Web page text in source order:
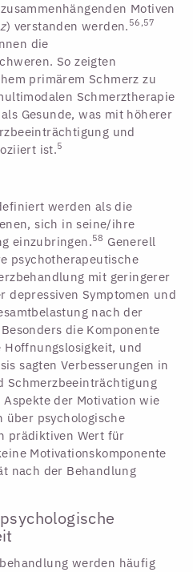
Motiven
) verstanden werden. 56,57
die
So zeigten
primärem Schmerz zu
Schmerztherapie
Gesunde, was mit höherer
und
ist.5
werden als die
sich in seine/ihre
einzubringen.58 Generell
psychotherapeutische
mit geringerer
depressiven Symptomen und
nach der
Besonders die Komponente
und
sagten Verbesserungen in
Schmerzbeeinträchtigung
der Motivation wie
über psychologische
prädiktiven Wert für
Motivationskomponente
nach der Behandlung
werden häufig